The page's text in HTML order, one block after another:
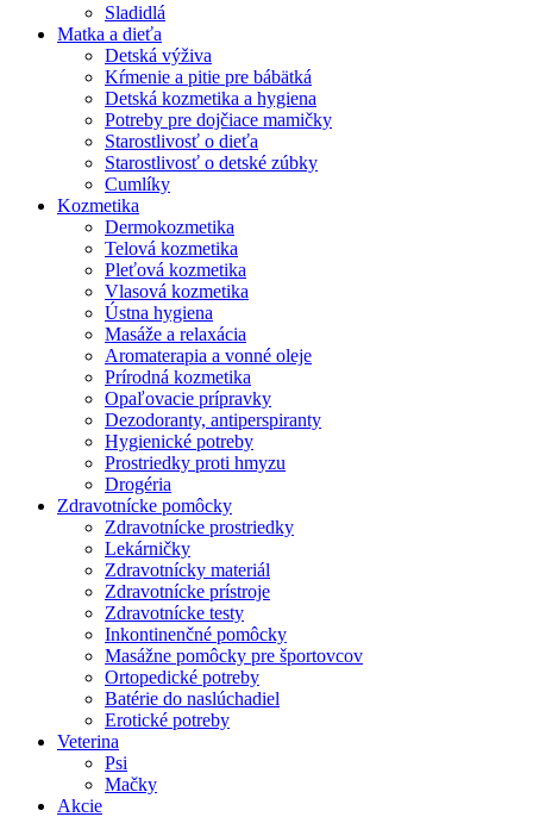
Sladidlá
Matka a dieťa
Detská výživa
Kŕmenie a pitie pre bábätká
Detská kozmetika a hygiena
Potreby pre dojčiace mamičky
Starostlivosť o dieťa
Starostlivosť o detské zúbky
Cumlíky
Kozmetika
Dermokozmetika
Telová kozmetika
Pleťová kozmetika
Vlasová kozmetika
Ústna hygiena
Masáže a relaxácia
Aromaterapia a vonné oleje
Prírodná kozmetika
Opaľovacie prípravky
Dezodoranty, antiperspiranty
Hygienické potreby
Prostriedky proti hmyzu
Drogéria
Zdravotnícke pomôcky
Zdravotnícke prostriedky
Lekárničky
Zdravotnícky materiál
Zdravotnícke prístroje
Zdravotnícke testy
Inkontinenčné pomôcky
Masážne pomôcky pre športovcov
Ortopedické potreby
Batérie do naslúchadiel
Erotické potreby
Veterina
Psi
Mačky
Akcie